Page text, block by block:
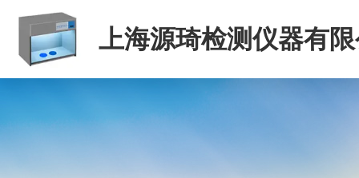
上海源琦检测仪器有